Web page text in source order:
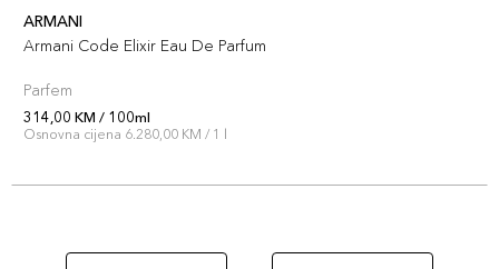
ARMANI
Armani Code Elixir Eau De Parfum
Parfem
314,00 KM / 100ml
Osnovna cijena 6.280,00 KM / 1 l